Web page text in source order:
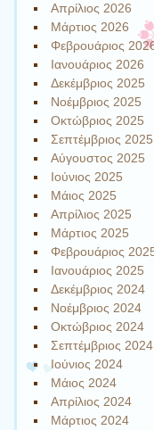
Απρίλιος 2026
Μάρτιος 2026
Φεβρουάριος
Ιανουάριος 2026
Δεκέμβριος 2025
Νοέμβριος 2025
Οκτώβριος 2025
Σεπτέμβριος 2025
Αύγουστος 2025
Ιούνιος 2025
Μάιος 2025
Απρίλιος 2025
Μάρτιος 2025
Φεβρουάριος
Ιανουάριος 2025
Δεκέμβριος 2024
Νοέμβριος 2024
Οκτώβριος 2024
Σεπτέμβριος 2024
Ιούνιος 2024
Μάιος 2024
Απρίλιος 2024
Μάρτιος 2024